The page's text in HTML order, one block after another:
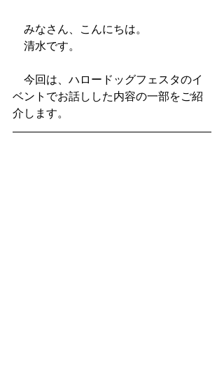
みなさん、こんにちは。
清水です。
今回は、ハロードッグフェスタのイ
ベントでお話しした内容の一部をご紹
介します。